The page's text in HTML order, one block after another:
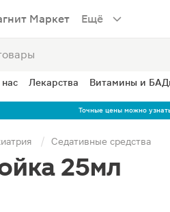
Маркет Ещё
Лекарства Витамины и
Точные цены можно
Седативные средства
25мл